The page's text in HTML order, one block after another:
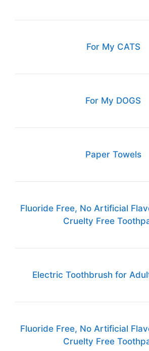
For My CATS
For My DOGS
Paper Towels
Fluoride Free, No Artificial
Cruelty Free
Electric Toothbrush for
Fluoride Free, No Artificial
Cruelty Free